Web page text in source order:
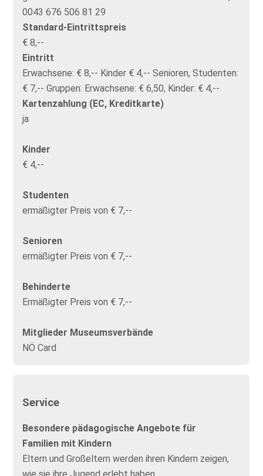
0043 676 506 81 29
Standard-Eintrittspreis
€ 8,--
Eintritt
Erwachsene: € 8,-- Kinder € 4,-- Senioren, Studenten:
€ 7,-- Gruppen: Erwachsene: € 6,50, Kinder: € 4,--
Kartenzahlung (EC, Kreditkarte)
ja
Kinder
€ 4,--
Studenten
ermäßigter Preis von € 7,--
Senioren
ermäßigter Preis von € 7,--
Behinderte
Ermäßigter Preis von € 7,--
Mitglieder Museumsverbände
NÖ Card
Service
Besondere pädagogische Angebote für
Familien mit Kindern
Eltern und Großeltern werden ihren Kindern zeigen,